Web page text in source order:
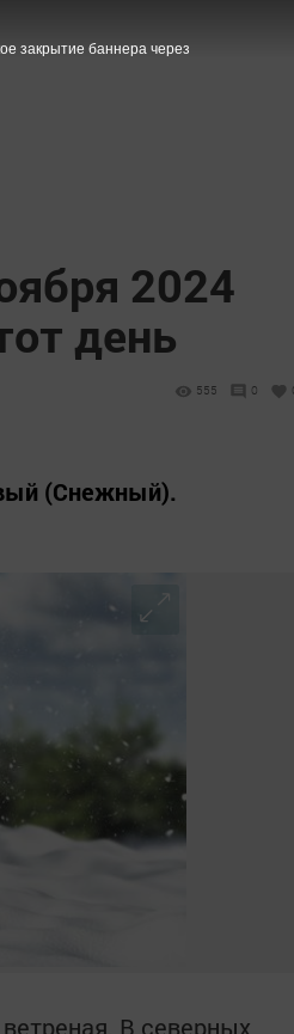
2024
день
555 0
(Снежный).
В северных
закрытие баннера через